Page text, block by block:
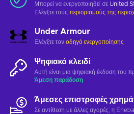
Μπορεί να ενεργοποιηθεί σε United
Ελέγξτε τους περιορισμούς της
Under Armour
Ελέγξτε τον οδηγό ενεργοποίησης
Ψηφιακό κλειδί
Αυτή είναι μια ψηφιακή έκδοση του
Άμεση παράδοση
Άμεσες επιστροφές
Σε αντίθεση με άλλες αγορές, η